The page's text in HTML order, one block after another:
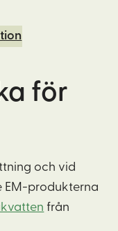
för
och vid
EM-produkterna
från